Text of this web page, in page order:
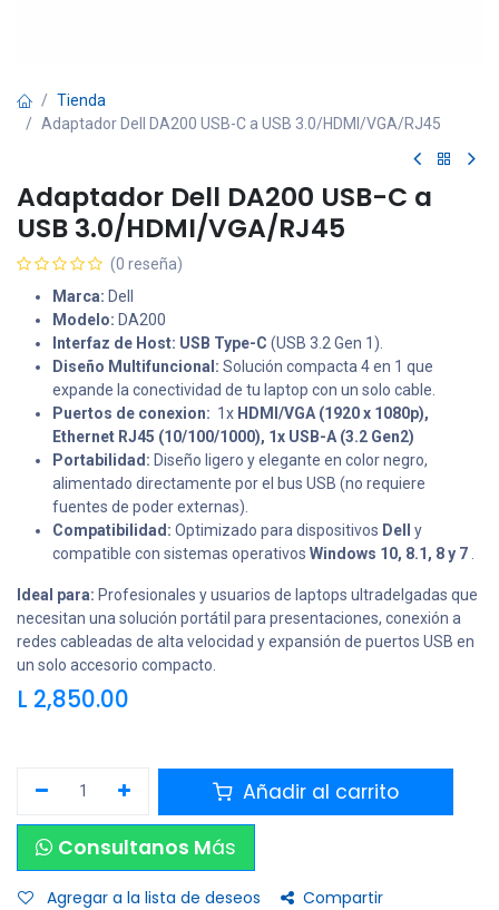
Tienda
Adaptador Dell DA200 USB-C a USB 3.0/HDMI/VGA/RJ45
Adaptador Dell DA200 USB-C a
USB 3.0/HDMI/VGA/RJ45
(0 reseña)
Marca: Dell
Modelo: DA200
Interfaz de Host: USB Type-C (USB 3.2 Gen 1).
Diseño Multifuncional: Solución compacta 4 en 1 que
expande la conectividad de tu laptop con un solo cable.
Puertos de conexion: 1x HDMI/VGA (1920 x 1080p),
Ethernet RJ45 (10/100/1000), 1x USB-A (3.2 Gen2)
Portabilidad: Diseño ligero y elegante en color negro,
alimentado directamente por el bus USB (no requiere
fuentes de poder externas).
Compatibilidad: Optimizado para dispositivos Dell
y
compatible con sistemas operativos Windows 10, 8.1, 8 y 7
Ideal para: Profesionales y usuarios de laptops ultradelgadas que
necesitan una solución portátil para presentaciones, conexión a
redes cableadas de alta velocidad y expansión de puertos USB en
un solo accesorio compacto.
L 2,850.00
Añadir al carrito
Consultanos Más
Agregar a la lista de deseos Compartir